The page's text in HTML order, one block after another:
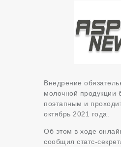
Внедрение
молочной продукции
поэтапным и
октябрь 2021 года.
Об этом в ходе
сообщил статс-